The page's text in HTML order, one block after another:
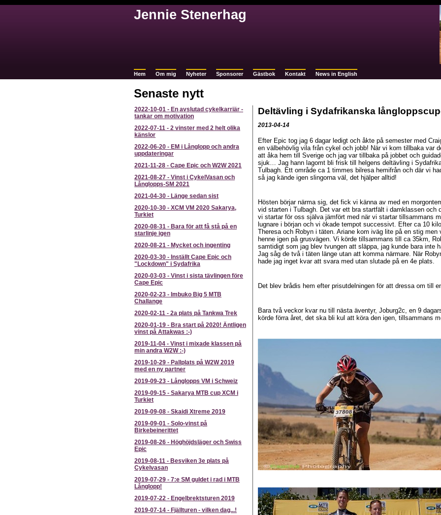
Jennie Stenerhag
Hem Om mig Nyheter Sponsorer Gästbok Kontakt News in English
Senaste nytt
2022-10-01 - En avslutad cykelkarriär -
tankar om motivation
2022-07-11 - 2 vinster med 2 helt olika
känslor
2022-06-20 - EM i Långlopp och andra
uppdateringar
2021-11-28 - Cape Epic och W2W 2021
2021-08-27 - Vinst i CykelVasan och
Långlopps-SM 2021
2021-04-30 - Länge sedan sist
2020-10-30 - XCM VM 2020 Sakarya,
Turkiet
2020-08-31 - Bara för att få stå på en
starlinje igen
2020-08-21 - Mycket och ingenting
2020-03-30 - Inställt Cape Epic och
"Lockdown" i Sydafrika
2020-03-03 - Vinst i sista tävlingen före
Cape Epic
2020-02-23 - Imbuko Big 5 MTB
Challange
2020-02-11 - 2a plats på Tankwa Trek
2020-01-19 - Bra start på 2020! Äntligen
vinst på Attakwas :-)
2019-11-04 - Vinst i mixade klassen på
min andra W2W :-)
2019-10-29 - Pallplats på W2W 2019
med en ny partner
2019-09-23 - Långlopps VM i Schweiz
2019-09-15 - Sakarya MTB cup XCM i
Turkiet
2019-09-08 - Skaidi Xtreme 2019
2019-09-01 - Solo-vinst på
Birkebeinerittet
2019-08-26 - Höghöjdsläger och Swiss
Epic
2019-08-11 - Besviken 3e plats på
Cykelvasan
2019-07-29 - 7:e SM guldet i rad i MTB
Långlopp!
2019-07-22 - Engelbrektsturen 2019
2019-07-14 - Fjällturen - vilken dag...!
Deltävling i Sydafrikanska
2013-04-14
Efter Epic tog jag 6 dagar ledigt och åkte på semester med
en välbehövlig vila från cykel och jobb! När vi kom tillbaka var
att åka hem till Sverige och jag var tillbaka på jobbet och
sjuk… Jag hann lagomt bli frisk till helgens deltävling i
Tulbagh. Ett område ca 1 timmes bilresa hemifrån och där vi
så jag kände igen slingorna väl, det hjälper alltid!
Hösten börjar närma sig, det fick vi känna av med en
vid starten i Tulbagh. Det var ett bra startfält i damklassen och
vi startar för oss själva jämfört med när vi startar tillsammans
lugnare i början och vi ökade tempot successivt. Efter ca 10
Theresa och Robyn i täten. Ariane kom iväg lite på en stig men
henne igen på grusvägen. Vi körde tillsammans till ca 35km,
samtidigt som jag blev tvungen att släppa, jag kunde bara inte
Jag såg de två i täten länge utan att komma närmare. När
hade jag inget kvar att svara med utan slutade på en 4e plats.
Det blev brådis hem efter prisutdelningen för att dressa om till
Bara två veckor kvar nu till nästa äventyr, Joburg2c, en 9
körde förra året, det ska bli kul att köra den igen, tillsammans